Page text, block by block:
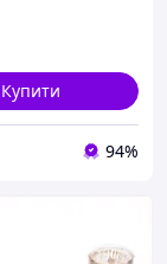
Купити
94%